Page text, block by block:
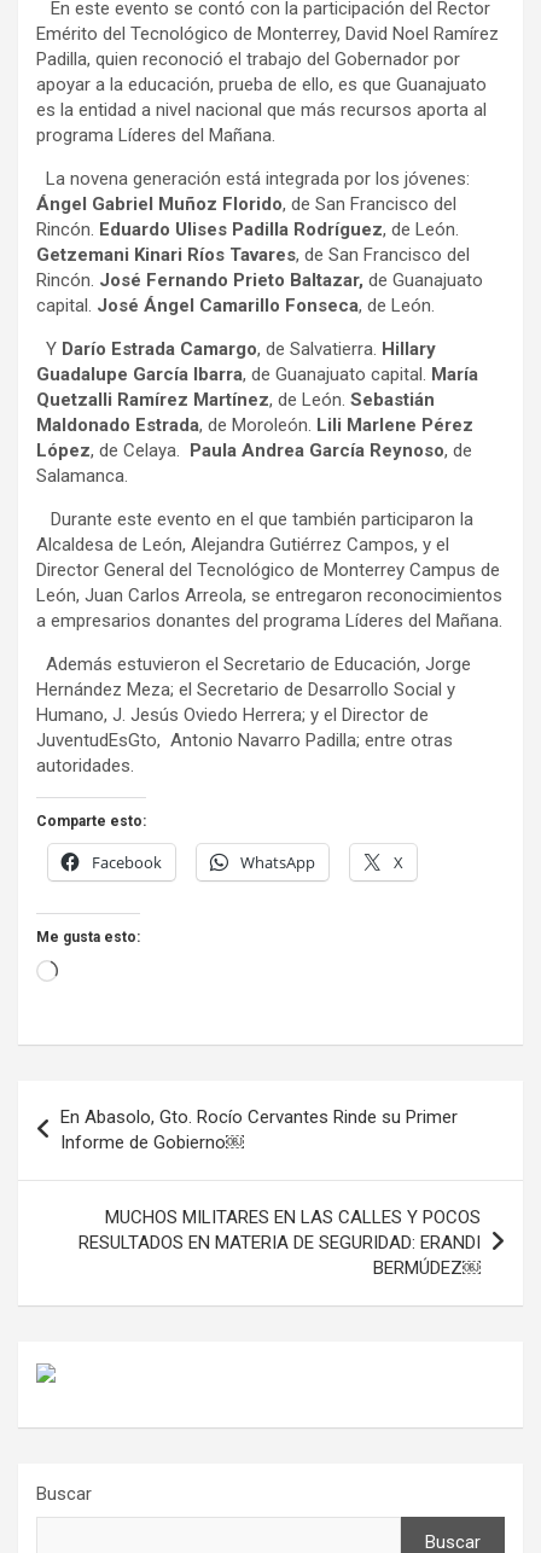
En este evento se contó con la participación del Rector
Emérito del Tecnológico de Monterrey, David Noel Ramírez
Padilla, quien reconoció el trabajo del Gobernador por
apoyar a la educación, prueba de ello, es que Guanajuato
es la entidad a nivel nacional que más recursos aporta al
programa Líderes del Mañana.
La novena generación está integrada por los jóvenes:
Ángel Gabriel Muñoz Florido, de San Francisco del
Rincón. Eduardo Ulises Padilla Rodríguez, de León.
Getzemani Kinari Ríos Tavares, de San Francisco del
Rincón. José Fernando Prieto Baltazar, de Guanajuato
capital. José Ángel Camarillo Fonseca, de León.
Y Darío Estrada Camargo, de Salvatierra. Hillary
Guadalupe García Ibarra, de Guanajuato capital. María
Quetzalli Ramírez Martínez, de León. Sebastián
Maldonado Estrada, de Moroleón. Lili Marlene Pérez
López, de Celaya. Paula Andrea García Reynoso, de
Salamanca.
Durante este evento en el que también participaron la
Alcaldesa de León, Alejandra Gutiérrez Campos, y el
Director General del Tecnológico de Monterrey Campus de
León, Juan Carlos Arreola, se entregaron reconocimientos
a empresarios donantes del programa Líderes del Mañana.
Además estuvieron el Secretario de Educación, Jorge
Hernández Meza; el Secretario de Desarrollo Social y
Humano, J. Jesús Oviedo Herrera; y el Director de
JuventudEsGto, Antonio Navarro Padilla; entre otras
autoridades.
Comparte esto:
Facebook WhatsApp X
Me gusta esto:
Loading…
de
entradas
En Abasolo, Gto. Rocío Cervantes Rinde su Primer
Informe de Gobierno￼
MUCHOS MILITARES EN LAS CALLES Y POCOS
RESULTADOS EN MATERIA DE SEGURIDAD: ERANDI
BERMÚDEZ￼
Buscar
Buscar